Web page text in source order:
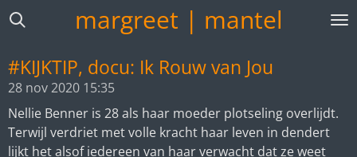
Ga
de
hoofdinhoud
margreet | mantel
#KIJKTIP, docu: Ik Rouw van Jou
28 nov 2020 15:35
Nellie Benner is 28 als haar moeder plotseling overlijdt.
Terwijl verdriet met volle kracht haar leven in dendert
lijkt het alsof iedereen van haar verwacht dat ze weet